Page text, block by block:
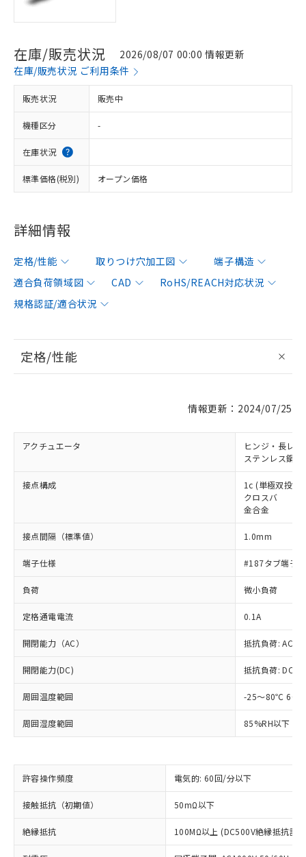
在庫/販売状況
2026/08/07 00:00 情報更新
在庫/販売状況 ご利用条件
販売状況 販売中
機種区分 -
在庫状況
標準価格(税別) オープン価格
詳細情報
定格/性能 取りつけ穴加工図
端子構造
適合負荷領域図
CAD
RoHS/REACH対応状況
規格認証/適合状況
定格/性能
情報更新：2024/07/25
アクチュエータ
ヒンジ・長レバ
ステンレス鋼レ
接点構成
1c (単極双投形)
クロスバ
金合金
接点間隔（標準値） 1.0mm
端子仕様 #187タブ端子
負荷 微小負荷
定格通電電流 0.1A
開閉能力（AC） 抵抗負荷:
開閉能力(DC) 抵抗負荷:
周囲温度範囲 -25～80℃
周囲湿度範囲 85%RH以下 5
許容操作頻度 電気的: 60回/分以下
接触抵抗（初期値） 50mΩ以下
絶縁抵抗 100MΩ以上 (DC500V絶縁抵抗計
ご利用条件
対応済み：EU RoHS指令（10物質）の
非含有に対応した製品が提供可能な商品で
す。
有に対応した製品に切り替える予定のある